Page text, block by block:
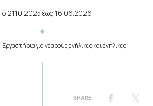
21.10.2025 έως 16.06.2026
Εργαστήρια για νεαρούς ενήλικες και ενήλικες